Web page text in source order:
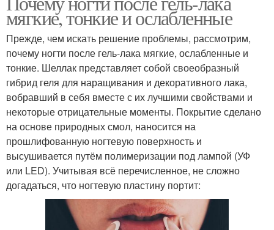
мягкие, тонкие и ослабленные
Прежде, чем искать решение проблемы, рассмотрим,
почему ногти после гель-лака мягкие, ослабленные и
тонкие. Шеллак представляет собой своеобразный
гибрид геля для наращивания и декоративного лака,
вобравший в себя вместе с их лучшими свойствами и
некоторые отрицательные моменты. Покрытие сделано
на основе природных смол, наносится на
прошлифованную ногтевую поверхность и
высушивается путём полимеризации под лампой (УФ
или LED). Учитывая всё перечисленное, не сложно
догадаться, что ногтевую пластину портит: